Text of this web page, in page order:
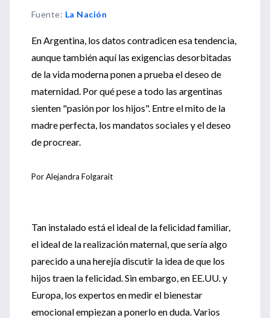
Fuente: La Nación
En Argentina, los datos contradicen esa tendencia,
aunque también aquí las exigencias desorbitadas
de la vida moderna ponen a prueba el deseo de
maternidad. Por qué pese a todo las argentinas
sienten "pasión por los hijos". Entre el mito de la
madre perfecta, los mandatos sociales y el deseo
de procrear.
Por Alejandra Folgarait
Tan instalado está el ideal de la felicidad familiar,
el ideal de la realización maternal, que sería algo
parecido a una herejía discutir la idea de que los
hijos traen la felicidad. Sin embargo, en EE.UU. y
Europa, los expertos en medir el bienestar
emocional empiezan a ponerlo en duda. Varios